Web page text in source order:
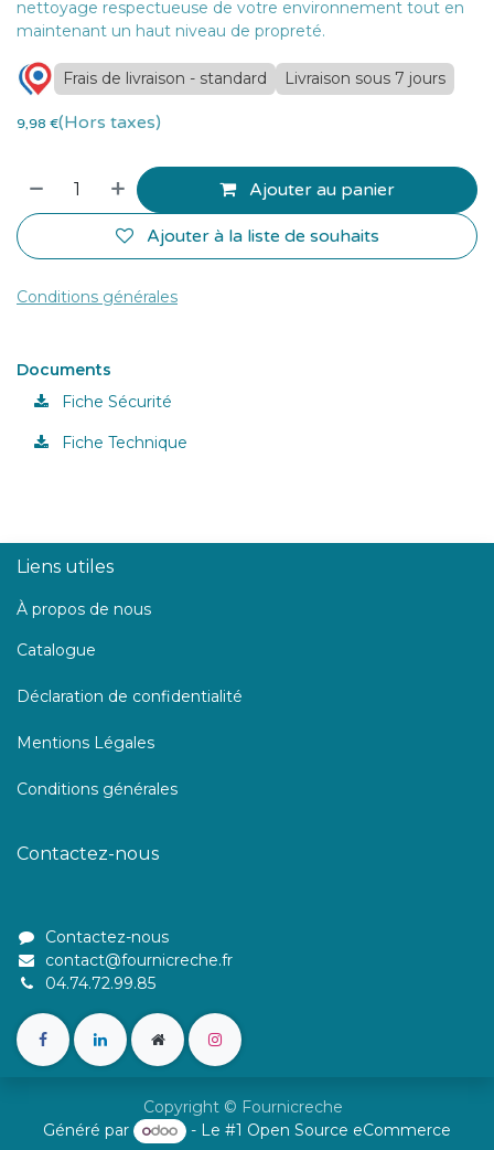
nettoyage respectueuse de votre environnement tout en
maintenant un haut niveau de propreté.
Frais de livraison - standard Livraison sous 7 jours
9,98 €(Hors taxes)
Ajouter au panier
Ajouter à la liste de souhaits
Conditions générales
Documents
Fiche Sécurité
Fiche Technique
Liens utiles
À propos de nous
Catalogue
Déclaration de confidentialité
Mentions Légales
Conditions générales
Contactez-nous
Contactez-nous
contact@fournicreche.fr
04.74.72.99.85
Copyright © Fournicreche
Généré par
- Le #1 Open Source eCommerce